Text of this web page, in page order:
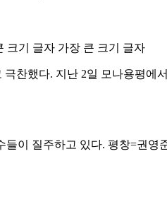
크기 글자 가장 큰 크기 글자